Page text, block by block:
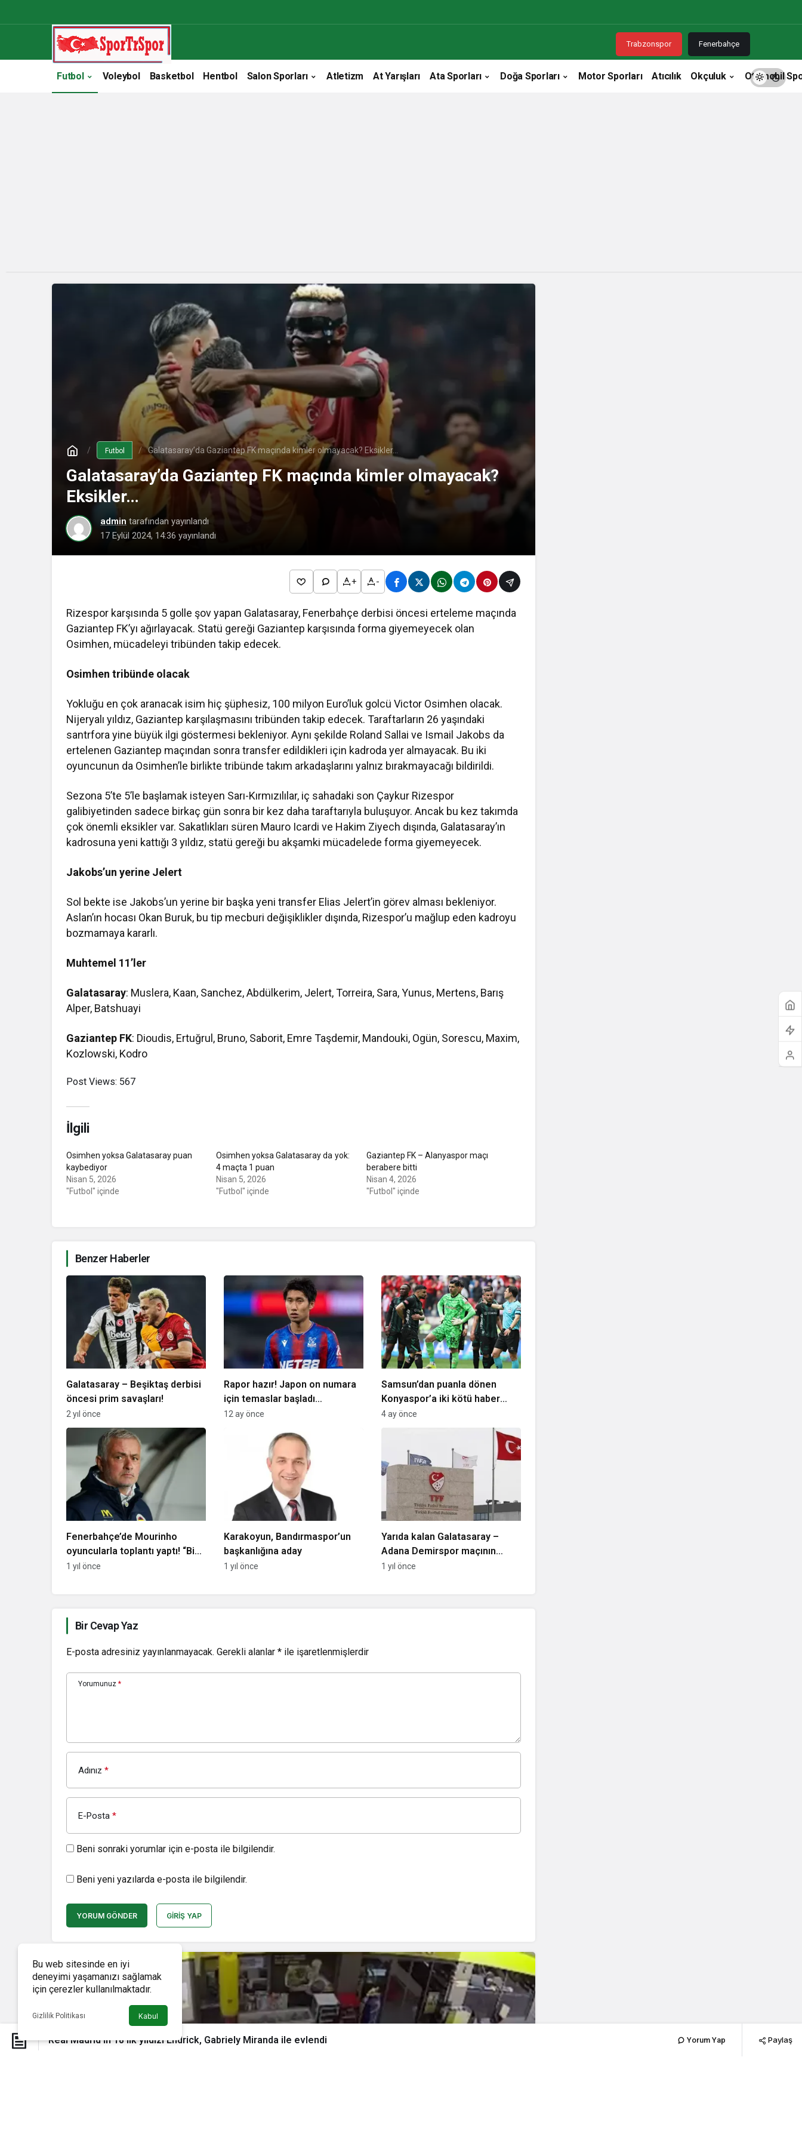
Trabzonspor Fenerbahçe
Futbol Voleybol Basketbol Hentbol Salon Sporları Atletizm At Yarışları Ata Sporları Doğa Sporları Motor Sporları Atıcılık Okçuluk Otomobil
Futbol Galatasaray’da Gaziantep FK maçında kimler olmayacak? Eksikler…
Galatasaray’da Gaziantep FK maçında kimler olmayacak?
Eksikler…
admin tarafından yayınlandı
17 Eylül 2024, 14:36 yayınlandı
+ -
Rizespor karşısında 5 golle şov yapan Galatasaray, Fenerbahçe derbisi öncesi erteleme maçında
Gaziantep FK’yı ağırlayacak. Statü gereği Gaziantep karşısında forma giyemeyecek olan
Osimhen, mücadeleyi tribünden takip edecek.
Osimhen tribünde olacak
Yokluğu en çok aranacak isim hiç şüphesiz, 100 milyon Euro’luk golcü Victor Osimhen olacak.
Nijeryalı yıldız, Gaziantep karşılaşmasını tribünden takip edecek. Taraftarların 26 yaşındaki
santrfora yine büyük ilgi göstermesi bekleniyor. Aynı şekilde Roland Sallai ve Ismail Jakobs da
ertelenen Gaziantep maçından sonra transfer edildikleri için kadroda yer almayacak. Bu iki
oyuncunun da Osimhen’le birlikte tribünde takım arkadaşlarını yalnız bırakmayacağı bildirildi.
Sezona 5’te 5’le başlamak isteyen Sarı-Kırmızılılar, iç sahadaki son Çaykur Rizespor
galibiyetinden sadece birkaç gün sonra bir kez daha taraftarıyla buluşuyor. Ancak bu kez takımda
çok önemli eksikler var. Sakatlıkları süren Mauro Icardi ve Hakim Ziyech dışında, Galatasaray’ın
kadrosuna yeni kattığı 3 yıldız, statü gereği bu akşamki mücadelede forma giyemeyecek.
Jakobs’un yerine Jelert
Sol bekte ise Jakobs’un yerine bir başka yeni transfer Elias Jelert’in görev alması bekleniyor.
Aslan’ın hocası Okan Buruk, bu tip mecburi değişiklikler dışında, Rizespor’u mağlup eden kadroyu
bozmamaya kararlı.
Muhtemel 11’ler
Galatasaray: Muslera, Kaan, Sanchez, Abdülkerim, Jelert, Torreira, Sara, Yunus, Mertens, Barış
Alper, Batshuayi
Gaziantep FK: Dioudis, Ertuğrul, Bruno, Saborit, Emre Taşdemir, Mandouki, Ogün, Sorescu, Maxim,
Kozlowski, Kodro
Post Views: 567
İlgili
Osimhen yoksa Galatasaray puan
kaybediyor
Nisan 5, 2026
"Futbol" içinde
Osimhen yoksa Galatasaray da yok:
4 maçta 1 puan
Nisan 5, 2026
"Futbol" içinde
Gaziantep FK – Alanyaspor maçı
berabere bitti
Nisan 4, 2026
"Futbol" içinde
Benzer Haberler
Galatasaray – Beşiktaş derbisi
öncesi prim savaşları!
2 yıl önce
Rapor hazır! Japon on numara
için temaslar başladı…
12 ay önce
Samsun’dan puanla dönen
Konyaspor’a iki kötü haber
birden!
4 ay önce
Fenerbahçe’de Mourinho
oyuncularla toplantı yaptı! “Biz
işimize bakalım”
1 yıl önce
Karakoyun, Bandırmaspor’un
başkanlığına aday
1 yıl önce
Yarıda kalan Galatasaray –
Adana Demirspor maçının
ardından flaş MHK iddiası!
1 yıl önce
Bir Cevap Yaz
E-posta adresiniz yayınlanmayacak. Gerekli alanlar * ile işaretlenmişlerdir
Yorumunuz *
Adınız *
E-Posta *
Beni sonraki yorumlar için e-posta ile bilgilendir.
Beni yeni yazılarda e-posta ile bilgilendir.
YORUM GÖNDER GIRIŞ YAP
Real Madrid’in 18’lik yıldızı Endrick, Gabriely Miranda ile evlendi Yorum Yap Paylaş
Bu web sitesinde en iyi
deneyimi yaşamanızı sağlamak
için çerezler kullanılmaktadır.
Gizlilik Politikası Kabul